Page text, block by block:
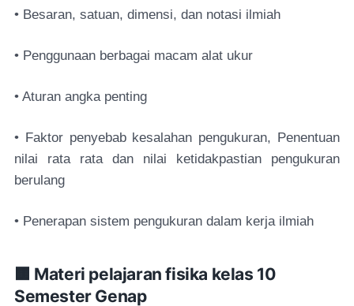
• Besaran, satuan, dimensi, dan notasi ilmiah
• Penggunaan berbagai macam alat ukur
• Aturan angka penting
• Faktor penyebab kesalahan pengukuran, Penentuan
nilai rata rata dan nilai ketidakpastian pengukuran
berulang
• Penerapan sistem pengukuran dalam kerja ilmiah
🟧 Materi pelajaran fisika kelas 10
Semester Genap